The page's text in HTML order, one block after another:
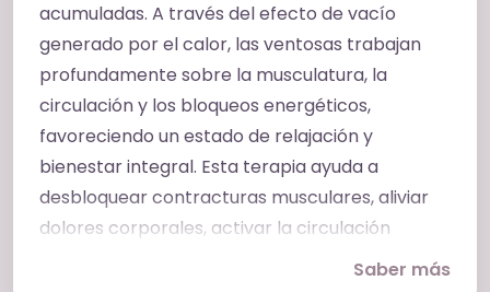
acumuladas. A través del efecto de vacío
generado por el calor, las ventosas trabajan
profundamente sobre la musculatura, la
circulación y los bloqueos energéticos,
favoreciendo un estado de relajación y
bienestar integral. Esta terapia ayuda a
desbloquear contracturas musculares, aliviar
dolores corporales, activar la circulación
sanguínea y linfática y liberar toxinas retenidas
Saber más